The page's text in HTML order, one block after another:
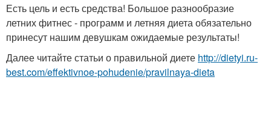
Есть цель и есть средства! Большое разнообразие
летних фитнес - программ и летняя диета обязательно
принесут нашим девушкам ожидаемые результаты!
Далее читайте статьи о правильной диете http://dietyi.ru-
best.com/effektivnoe-pohudenie/pravilnaya-dieta